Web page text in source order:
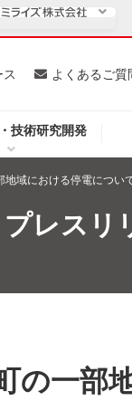
技術研究開発
ス よくあるご
地域における停電につい
プレスリ
の一部